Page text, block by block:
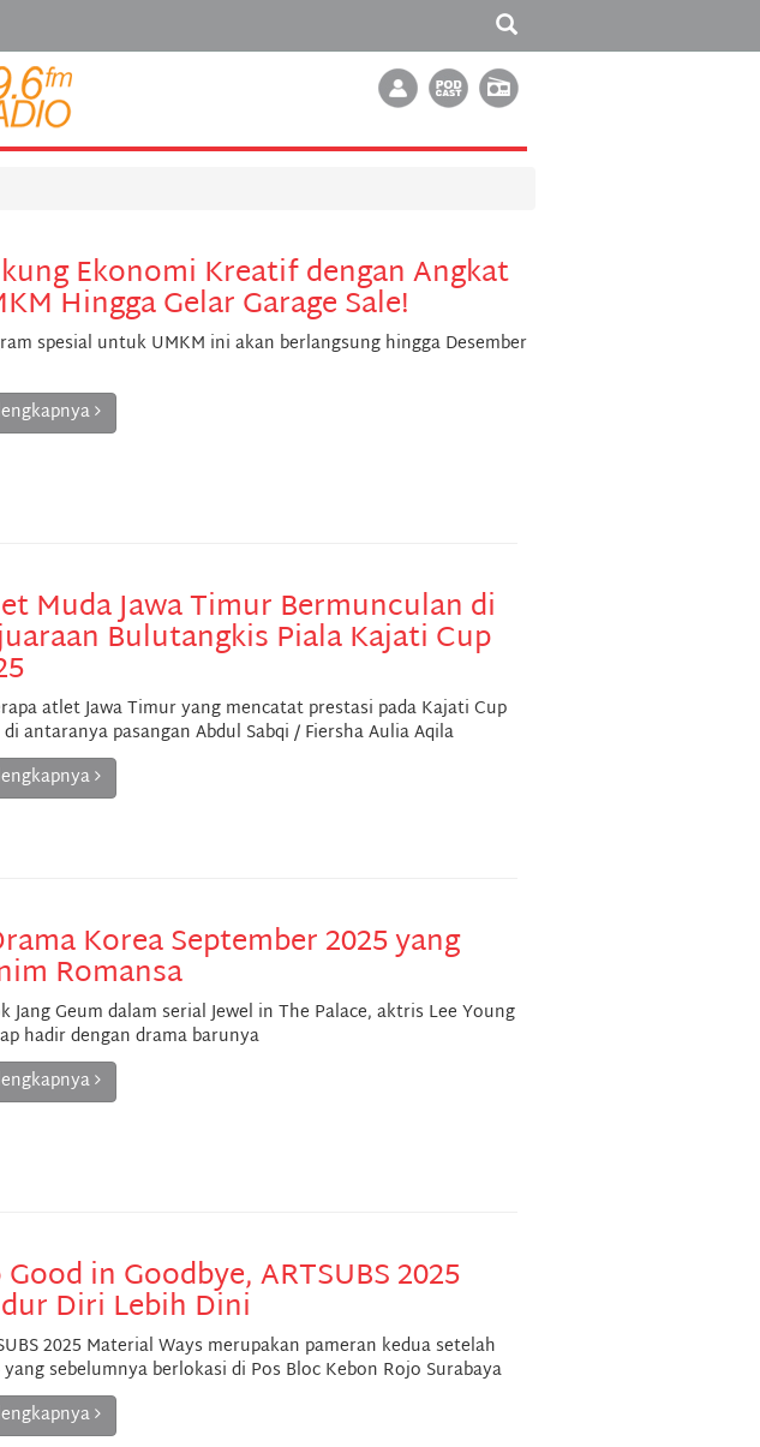
Ekonomi Kreatif dengan Angkat
Hingga Gelar Garage Sale!
spesial untuk UMKM ini akan berlangsung hingga Desember
Muda Jawa Timur Bermunculan di
Bulutangkis Piala Kajati Cup
atlet Jawa Timur yang mencatat prestasi pada Kajati Cup
di antaranya pasangan Abdul Sabqi / Fiersha Aulia Aqila
Korea September 2025 yang
Romansa
Jang Geum dalam serial Jewel in The Palace, aktris Lee Young
hadir dengan drama barunya
in Goodbye, ARTSUBS 2025
Diri Lebih Dini
2025 Material Ways merupakan pameran kedua setelah
yang sebelumnya berlokasi di Pos Bloc Kebon Rojo Surabaya